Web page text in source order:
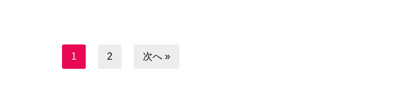
1 2 次へ »